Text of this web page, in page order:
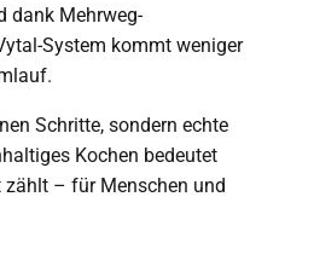
dank Mehrweg-
System kommt weniger
Schritte, sondern echte
Kochen bedeutet
zählt – für Menschen und